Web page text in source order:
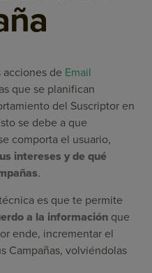
acciones de Email
que se planifican
del Suscriptor en
se debe a que
comporta el usuario,
intereses y de qué
.
es que te permite
a la información que
ende, incrementar el
Campañas, volviéndolas